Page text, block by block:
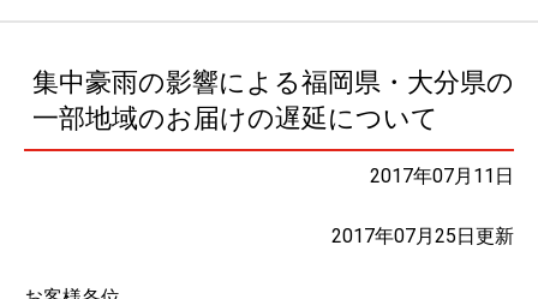
集中豪雨の影響による福岡県・大分県の
一部地域のお届けの遅延について
2017年07月11日
2017年07月25日更新